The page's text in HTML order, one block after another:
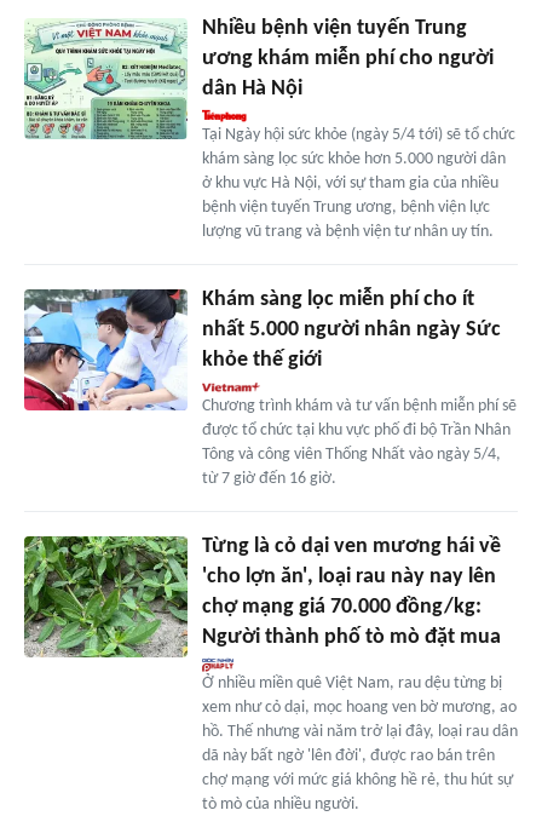
Nhiều bệnh viện tuyến Trung
ương khám miễn phí cho người
dân Hà Nội
Tại Ngày hội sức khỏe (ngày 5/4 tới) sẽ tổ chức
khám sàng lọc sức khỏe hơn 5.000 người dân
ở khu vực Hà Nội, với sự tham gia của nhiều
bệnh viện tuyến Trung ương, bệnh viện lực
lượng vũ trang và bệnh viện tư nhân uy tín.
Khám sàng lọc miễn phí cho ít
nhất 5.000 người nhân ngày Sức
khỏe thế giới
Chương trình khám và tư vấn bệnh miễn phí sẽ
được tổ chức tại khu vực phố đi bộ Trần Nhân
Tông và công viên Thống Nhất vào ngày 5/4,
từ 7 giờ đến 16 giờ.
Từng là cỏ dại ven mương hái về
'cho lợn ăn', loại rau này nay lên
chợ mạng giá 70.000 đồng/kg:
Người thành phố tò mò đặt mua
Ở nhiều miền quê Việt Nam, rau dệu từng bị
xem như cỏ dại, mọc hoang ven bờ mương, ao
hồ. Thế nhưng vài năm trở lại đây, loại rau dân
dã này bất ngờ 'lên đời', được rao bán trên
chợ mạng với mức giá không hề rẻ, thu hút sự
tò mò của nhiều người.